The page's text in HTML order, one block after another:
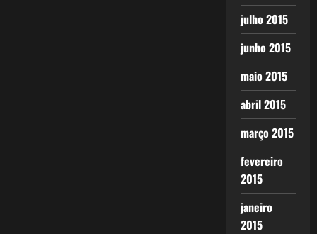
julho 2015
junho 2015
maio 2015
abril 2015
março 2015
fevereiro
2015
janeiro
2015